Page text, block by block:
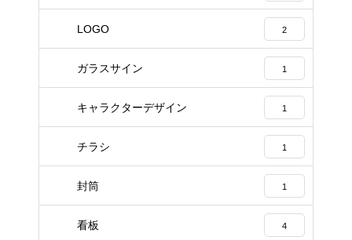
LOGO 2
ガラスサイン 1
キャラクターデザイン 1
チラシ 1
封筒 1
看板 4